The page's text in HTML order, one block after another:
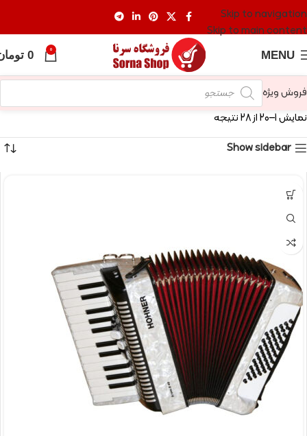
Skip to navigation
Skip to main content
MENU
0
0
فروش ویژه
نمایش 1–20 از 28 نتیجه
Show sidebar